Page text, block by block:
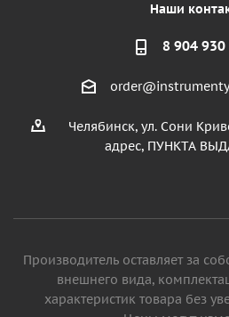
Наши
8 904 930
Челябинск, ул. Сони
адрес, ПУНКТА
Производитель оставляет за
внешнего вида,
характеристик товара без